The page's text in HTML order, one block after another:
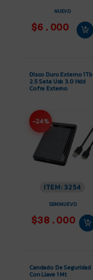
NUEVO
$6.000
Disco Duro Externo 1Tb
2.5 Sata Usb 3.0 Hdd
Cofre Externo
-24%
ITEM: 3254
SEMINUEVO
$38.000
Candado De Seguridad
Con Llave 1 Mt